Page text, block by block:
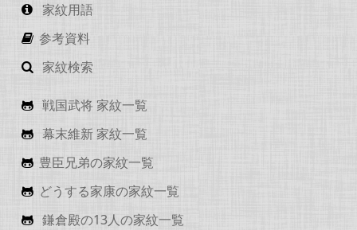
家紋用語
参考資料
家紋検索
戦国武将 家紋一覧
幕末維新 家紋一覧
豊臣兄弟の家紋一覧
どうする家康の家紋一覧
鎌倉殿の13人の家紋一覧